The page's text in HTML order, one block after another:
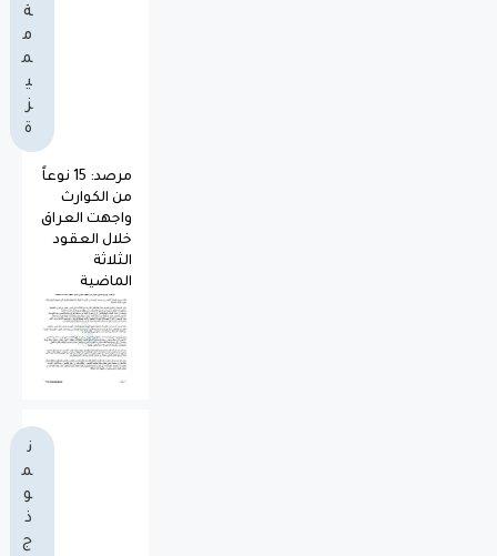
ة
م
م
ي
ز
ة
مرصد: 15 نوعاً
من الكوارث
واجهت العراق
خلال العقود
الثلاثة
الماضية
ن
م
و
ذ
ج